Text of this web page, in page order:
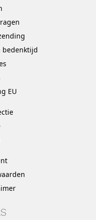
bedenktijd
EU